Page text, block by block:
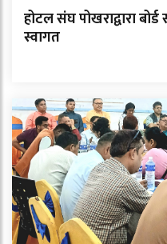
होटल संघ पोखराद्वारा
स्वागत